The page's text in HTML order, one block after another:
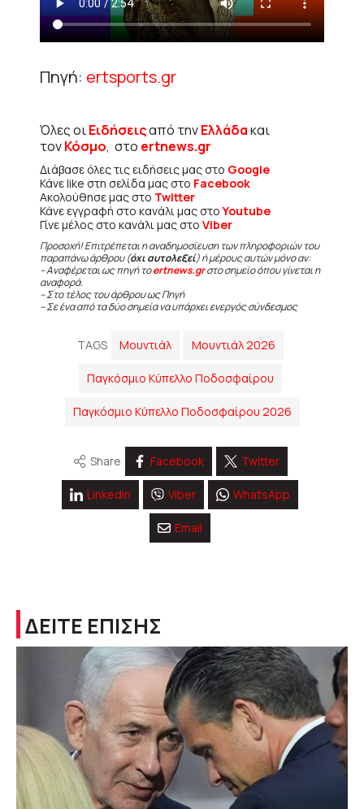
Πηγή: ertsports.gr
Όλες οιΕιδήσειςαπό τηνΕλλάδακαι
τονΚόσμο, στο ertnews.gr
Διάβασε όλες τις ειδήσεις μας στο Google
Κάνε like στη σελίδα μας στο Facebook
Ακολούθησε μας στο Twitter
Κάνε εγγραφή στο κανάλι μας στοYoutube
Γίνε μέλος στο κανάλι μας στο Viber
Προσοχή! Επιτρέπεται η αναδημοσίευση των πληροφοριών του
παραπάνω άρθρου (όχι αυτολεξεί) ή μέρους αυτών μόνο αν:
– Αναφέρεται ως πηγή τοertnews.grστο σημείο όπου γίνεται η
αναφορά.
– Στο τέλος του άρθρου ως Πηγή
– Σε ένα από τα δύο σημεία να υπάρχει ενεργός σύνδεσμος
TAGS Μουντιάλ Μουντιάλ 2026
Παγκόσμιο Κύπελλο Ποδοσφαίρου
Παγκόσμιο Κύπελλο Ποδοσφαίρου 2026
Share Facebook Twitter
Linkedin Viber WhatsApp
Email
ΔΕΙΤΕ ΕΠΙΣΗΣ